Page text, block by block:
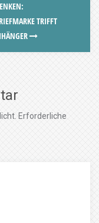
TRIFFT
Erforderliche